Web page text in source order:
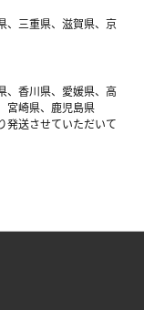
、三重県、滋賀県、京
、香川県、愛媛県、高
宮崎県、鹿児島県
発送させていただいて